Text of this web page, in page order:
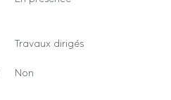
Travaux dirigés
Non